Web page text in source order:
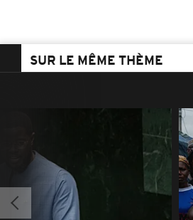
SUR LE MÊME THÈME